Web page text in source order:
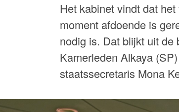
Het kabinet vindt dat
moment afdoende is
nodig is. Dat blijkt uit de
Kamerleden Alkaya
staatssecretaris Mona